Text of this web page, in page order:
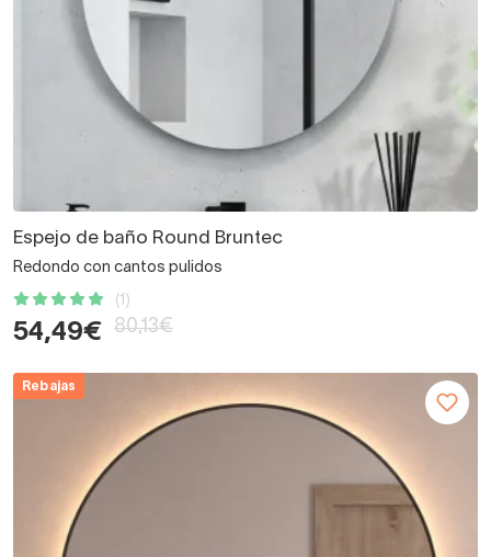
Espejo de baño Round Bruntec
Redondo con cantos pulidos
(1)
54,49€ 80,13€
Rebajas